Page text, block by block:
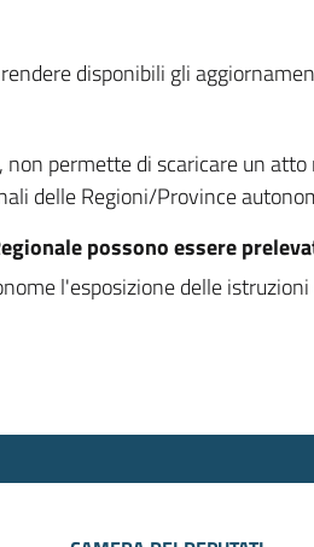
disponibili gli
permette di scaricare un
delle Regioni/Province
possono essere
l'esposizione delle